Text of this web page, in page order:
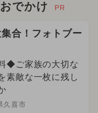
でかけ PR
合！フォトブー
◆ご家族の大切な
素敵な一枚に残し
久喜市